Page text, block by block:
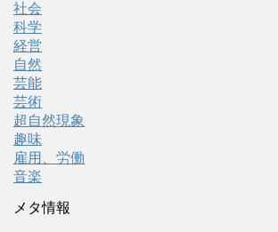
社会
科学
経営
自然
芸能
芸術
超自然現象
趣味
雇用、労働
音楽
メタ情報